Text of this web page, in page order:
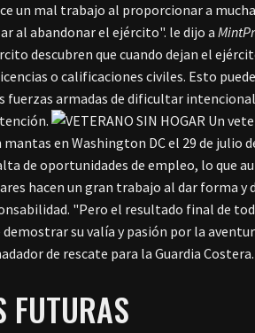
un mal trabajo al proporcionar a
al abandonar el ejército". le dijo a
descubren que cuando dejan el
o calificaciones civiles. Esto
fuerzas armadas de dificultar
Un
en Washington DC el 29 de julio
de oportunidades de empleo, lo que
hacen un gran trabajo al dar forma y
"Pero el resultado final de
demostrar su valía y pasión por la
de rescate para la Guardia Costera.
FUTURAS